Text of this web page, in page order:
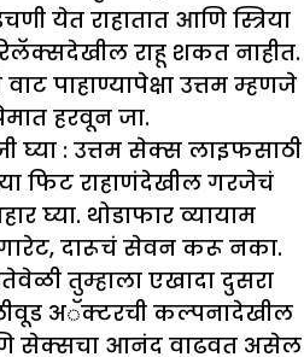
येत राहातात आणि स्त्रिया
राहू शकत नाहीत.
पाहाण्यापेक्षा उत्तम म्हणजे
हरवून जा.
घ्या : उत्तम सेक्स लाइफसाठी
फिट राहाणंदेखील गरजेचं
घ्या. थोडाफार व्यायाम
दारूचं सेवन करू नका.
तुम्हाला एखादा दुसरा
अॅक्टरची कल्पनादेखील
सेक्सचा आनंद वाढवत असेल